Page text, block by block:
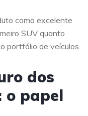
como excelente
SUV quanto
portfólio de veículos.
dos
o papel